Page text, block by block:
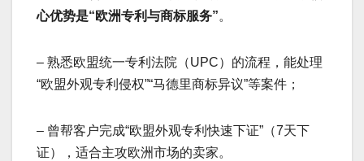
心优势是“欧洲专利与商标服务”。
– 熟悉欧盟统一专利法院（UPC）的流程，能处理
“欧盟外观专利侵权”“马德里商标异议”等案件；
– 曾帮客户完成“欧盟外观专利快速下证”（7天下
证），适合主攻欧洲市场的卖家。